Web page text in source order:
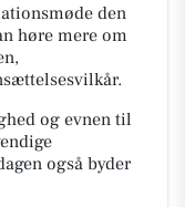
den
høre mere om
og evnen til
også byder